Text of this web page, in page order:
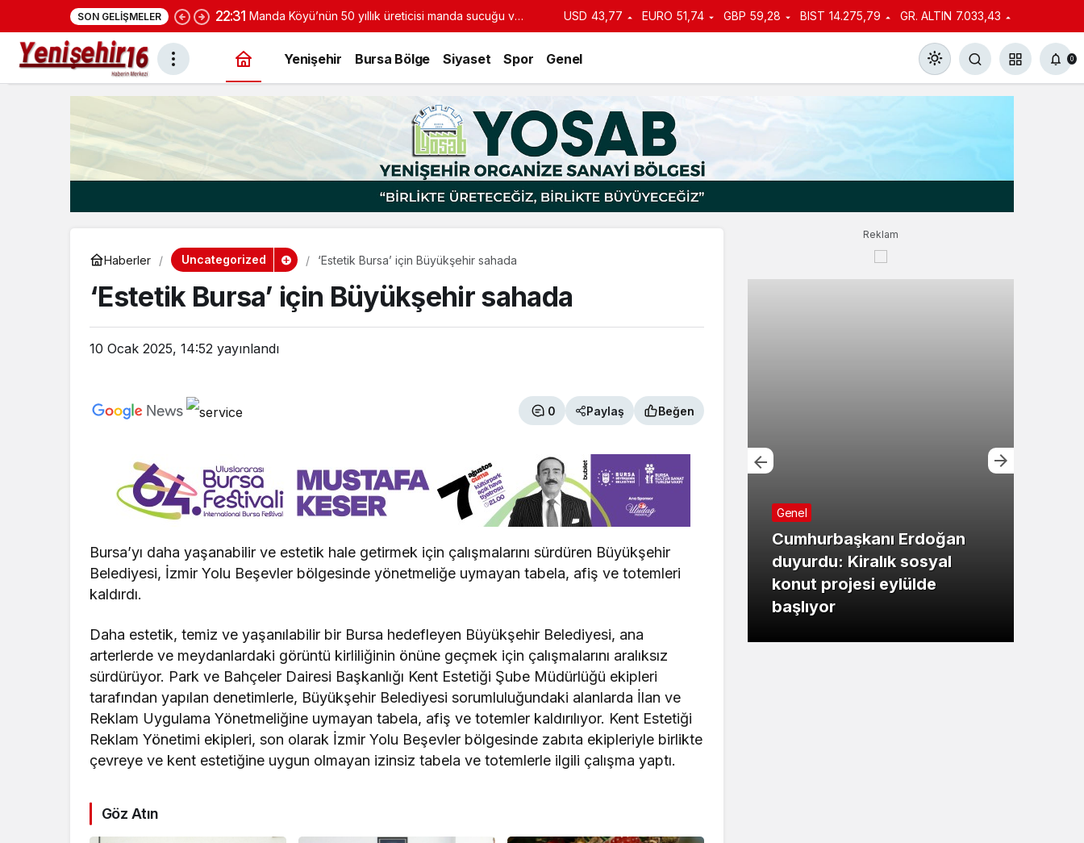
SON GELIŞMELER 22:31 Manda Köyü’nün 50 yıllık üreticisi manda sucuğu ve USD 43,77 EURO 51,74 GBP 59,28 BIST 14.275,79 GR. ALTIN 7.033,43
Yenişehir Bursa Bölge Siyaset Spor Genel
Gündüz Modu
0
Haberler Uncategorized ‘Estetik Bursa’ için Büyükşehir sahada
‘Estetik Bursa’ için Büyükşehir sahada
10 Ocak 2025, 14:52 yayınlandı
0 Paylaş Beğen
Bursa’yı daha yaşanabilir ve estetik hale getirmek için çalışmalarını sürdüren Büyükşehir
Belediyesi, İzmir Yolu Beşevler bölgesinde yönetmeliğe uymayan tabela, afiş ve totemleri
kaldırdı.
Daha estetik, temiz ve yaşanılabilir bir Bursa hedefleyen Büyükşehir Belediyesi, ana
arterlerde ve meydanlardaki görüntü kirliliğinin önüne geçmek için çalışmalarını aralıksız
sürdürüyor. Park ve Bahçeler Dairesi Başkanlığı Kent Estetiği Şube Müdürlüğü ekipleri
tarafından yapılan denetimlerle, Büyükşehir Belediyesi sorumluluğundaki alanlarda İlan ve
Reklam Uygulama Yönetmeliğine uymayan tabela, afiş ve totemler kaldırılıyor. Kent Estetiği
Reklam Yönetimi ekipleri, son olarak İzmir Yolu Beşevler bölgesinde zabıta ekipleriyle birlikte
çevreye ve kent estetiğine uygun olmayan izinsiz tabela ve totemlerle ilgili çalışma yaptı.
Göz Atın
Reklam
Manda Köyü’nün 50 yıllık
üreticisi manda sucuğu ve
Genel
Cumhurbaşkanı Erdoğan
duyurdu: Kiralık sosyal
konut projesi eylülde
başlıyor